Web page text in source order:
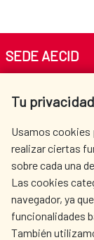
Tu
Usamos cookies
realizar ciertas
sobre cada una
Las cookies
navegador, ya
funcionalidades
También
SEDE AECID
Tel. +34 900 20 30
AECID
SPANISH
ACTION
CULTURE